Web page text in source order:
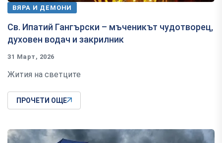
ВЯРА И ДЕМОНИ
Св. Ипатий Гангърски – мъченикът чудотворец,
духовен водач и закрилник
31 Март, 2026
Жития на светците
ПРОЧЕТИ ОЩЕ